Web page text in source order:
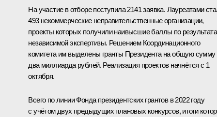
На участие в отборе поступила 2141 заявка. Лауреатами
493 некоммерческие неправительственные организации,
проекты которых получили наивысшие баллы по
независимой экспертизы. Решением Координационного
комитета им выделены гранты Президента на общую сумму
два миллиарда рублей. Реализация проектов начнётся с 1
октября.
Всего по линии Фонда президентских грантов в 2022 году
с учётом двух предыдущих плановых конкурсов, итоги